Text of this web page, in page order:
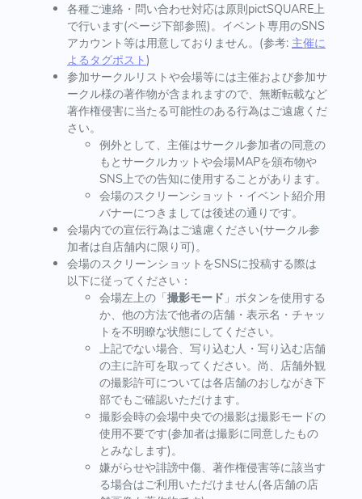
各種ご連絡・問い合わせ対応は原則pictSQUARE上
で行います(ページ下部参照)。イベント専用のSNS
アカウント等は用意しておりません。(参考: 主催に
よるタグポスト)
参加サークルリストや会場等には主催および参加サ
ークル様の著作物が含まれますので、無断転載など
著作権侵害に当たる可能性のある行為はご遠慮くだ
さい。
例外として、主催はサークル参加者の同意の
もとサークルカットや会場MAPを頒布物や
SNS上での告知に使用することがあります。
会場のスクリーンショット・イベント紹介用
バナーにつきましては後述の通りです。
会場内での宣伝行為はご遠慮ください(サークル参
加者は自店舗内に限り可)。
会場のスクリーンショットをSNSに投稿する際は
以下に従ってください：
会場左上の「撮影モード」ボタンを使用する
か、他の方法で他者の店舗・表示名・チャッ
トを不明瞭な状態にしてください。
上記でない場合、写り込む人・写り込む店舗
の主に許可を取ってください。尚、店舗外観
の撮影許可については各店舗のおしながき下
部でもご確認いただけます。
撮影会時の会場中央での撮影は撮影モードの
使用不要です(参加者は撮影に同意したもの
とみなします)。
嫌がらせや誹謗中傷、著作権侵害等に該当す
る場合はご利用いただけません(各店舗の店